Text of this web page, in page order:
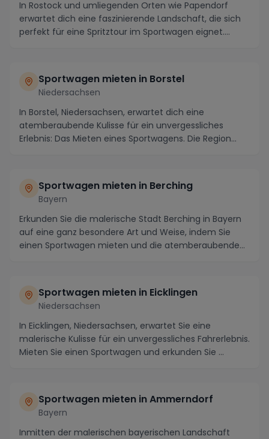
In Rostock und umliegenden Orten wie Papendorf
erwartet dich eine faszinierende Landschaft, die sich
perfekt für eine Spritztour im Sportwagen eignet....
Sportwagen mieten in Borstel
Niedersachsen
In Borstel, Niedersachsen, erwartet dich eine
atemberaubende Kulisse für ein unvergessliches
Erlebnis: Das Mieten eines Sportwagens. Die Region
Sportwagen mieten in Berching
Bayern
Erkunden Sie die malerische Stadt Berching in Bayern
auf eine ganz besondere Art und Weise, indem Sie
einen Sportwagen mieten und die atemberaubende
Sportwagen mieten in Eicklingen
Niedersachsen
In Eicklingen, Niedersachsen, erwartet Sie eine
malerische Kulisse für ein unvergessliches Fahrerlebnis.
Mieten Sie einen Sportwagen und erkunden Sie ...
Sportwagen mieten in Ammerndorf
Bayern
Inmitten der malerischen bayerischen Landschaft